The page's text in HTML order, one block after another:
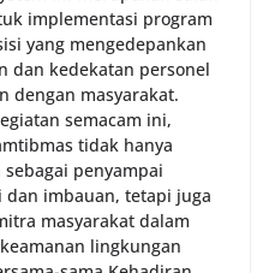
implementasi program
yang mengedepankan
dan kedekatan personel
dengan masyarakat.
semacam ini,
tidak hanya
penyampai
dan imbauan, tetapi juga
masyarakat dalam
lingkungan